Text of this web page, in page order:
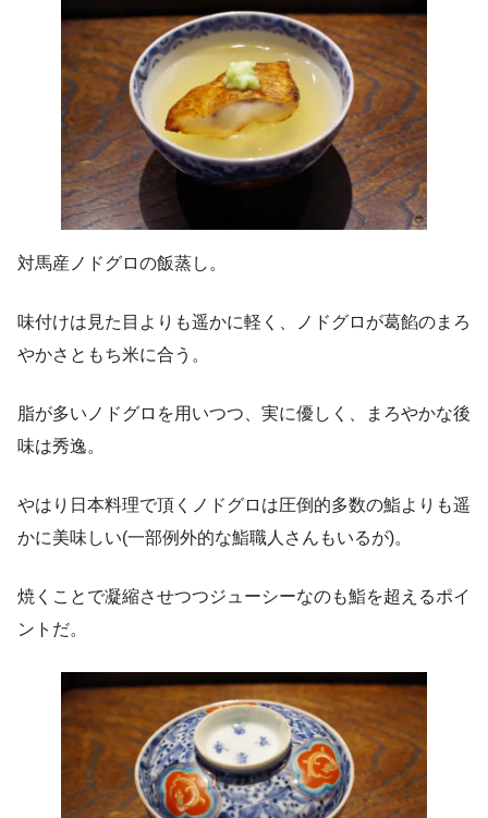
対馬産ノドグロの飯蒸し。
味付けは見た目よりも遥かに軽く、ノドグロが葛餡のまろ
やかさともち米に合う。
脂が多いノドグロを用いつつ、実に優しく、まろやかな後
味は秀逸。
やはり日本料理で頂くノドグロは圧倒的多数の鮨よりも遥
かに美味しい(一部例外的な鮨職人さんもいるが)。
焼くことで凝縮させつつジューシーなのも鮨を超えるポイ
ントだ。